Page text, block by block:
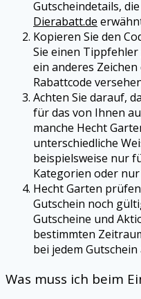
Gutscheindetails,
Dierabatt.de
Kopieren Sie den
Sie einen Tippfehler
ein anderes
Rabattcode
Achten Sie darauf,
für das von Ihnen
manche Hecht
unterschiedliche
beispielsweise nur
Kategorien oder
Hecht Garten
Gutschein noch
Gutscheine und
bestimmten
bei jedem
Was muss ich beim